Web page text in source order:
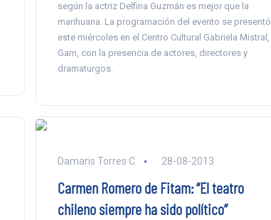
según la actriz Delfina Guzmán es mejor que la
marihuana. La programación del evento se presentó
este miércoles en el Centro Cultural Gabriela Mistral,
Gam, con la presencia de actores, directores y
dramaturgos.
Damaris Torres C. 28-08-2013
Carmen Romero de Fitam: “El teatro
chileno siempre ha sido político”